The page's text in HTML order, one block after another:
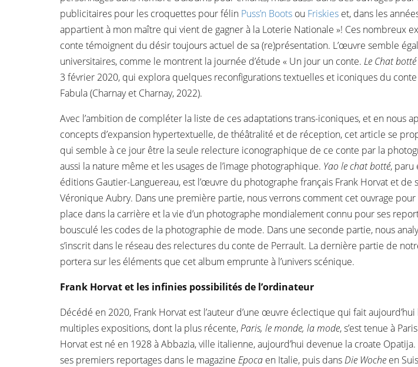
publicitaires pour les croquettes pour félin Puss’n Boots ou Friskies et, dans les
appartient à mon maître qui vient de gagner à la Loterie Nationale »! Ces
conte témoignent du désir toujours actuel de sa (re)présentation. L’œuvre semble
universitaires, comme le montrent la journée d’étude « Un jour un conte. Le Chat botté
3 février 2020, qui explora quelques reconfigurations textuelles et iconiques du
Fabula (Charnay et Charnay, 2022).
Avec l’ambition de compléter la liste de ces adaptations trans-iconiques, et en nous
concepts d’expansion hypertextuelle, de théâtralité et de réception, cet article se
qui semble à ce jour être la seule relecture iconographique de ce conte par la
aussi la nature même et les usages de l’image photographique. Yao le chat botté, paru
éditions Gautier-Languereau, est l’œuvre du photographe français Frank Horvat et de
Véronique Aubry. Dans une première partie, nous verrons comment cet ouvrage
place dans la carrière et la vie d’un photographe mondialement connu pour ses
bousculé les codes de la photographie de mode. Dans une seconde partie, nous
s’inscrit dans le réseau des relectures du conte de Perrault. La dernière partie de
portera sur les éléments que cet album emprunte à l’univers scénique.
Frank Horvat et les infinies possibilités de l’ordinateur
Décédé en 2020, Frank Horvat est l’auteur d’une œuvre éclectique qui fait aujourd’hui
multiples expositions, dont la plus récente,Paris, le monde, la mode, s’est tenue à
Horvat est né en 1928 à Abbazia, ville italienne, aujourd’hui devenue la croate
ses premiers reportages dans le magazine Epoca en Italie, puis dansDie Woche en